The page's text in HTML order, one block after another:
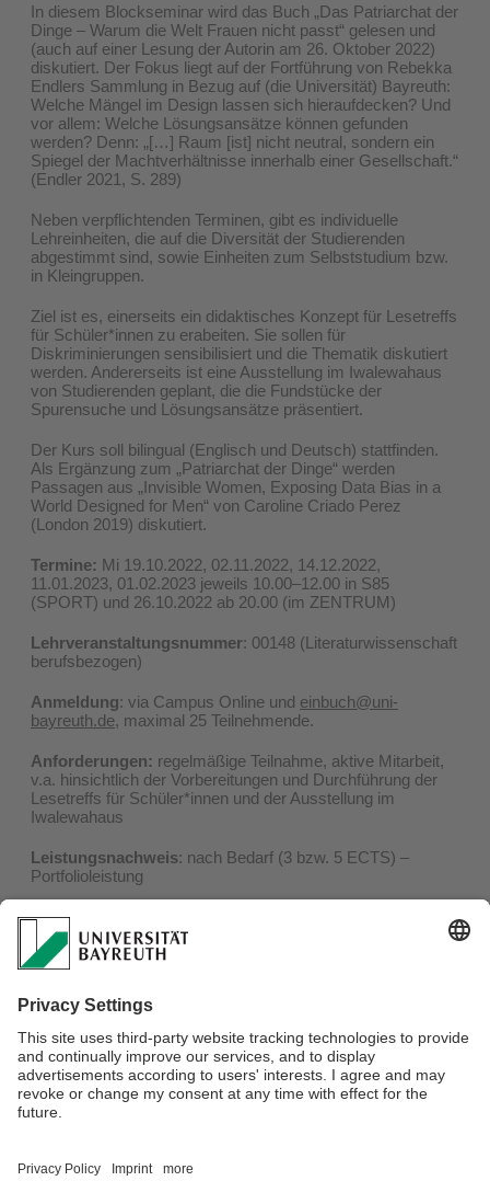
In diesem Blockseminar wird das Buch „Das Patriarchat der
Dinge – Warum die Welt Frauen nicht passt“ gelesen und
(auch auf einer Lesung der Autorin am 26. Oktober 2022)
diskutiert. Der Fokus liegt auf der Fortführung von Rebekka
Endlers Sammlung in Bezug auf (die Universität) Bayreuth:
Welche Mängel im Design lassen sich hieraufdecken? Und
vor allem: Welche Lösungsansätze können gefunden
werden? Denn: „[…] Raum [ist] nicht neutral, sondern ein
Spiegel der Machtverhältnisse innerhalb einer Gesellschaft.“
(Endler 2021, S. 289)
Neben verpflichtenden Terminen, gibt es individuelle
Lehreinheiten, die auf die Diversität der Studierenden
abgestimmt sind, sowie Einheiten zum Selbststudium bzw.
in Kleingruppen.
Ziel ist es, einerseits ein didaktisches Konzept für Lesetreffs
für Schüler*innen zu erabeiten. Sie sollen für
Diskriminierungen sensibilisiert und die Thematik diskutiert
werden. Andererseits ist eine Ausstellung im Iwalewahaus
von Studierenden geplant, die die Fundstücke der
Spurensuche und Lösungsansätze präsentiert.
Der Kurs soll bilingual (Englisch und Deutsch) stattfinden.
Als Ergänzung zum „Patriarchat der Dinge“ werden
Passagen aus „Invisible Women, Exposing Data Bias in a
World Designed for Men“ von Caroline Criado Perez
(London 2019) diskutiert.
Termine: Mi 19.10.2022, 02.11.2022, 14.12.2022,
11.01.2023, 01.02.2023 jeweils 10.00–12.00 in S85
(SPORT) und 26.10.2022 ab 20.00 (im ZENTRUM)
Lehrveranstaltungsnummer: 00148 (Literaturwissenschaft
berufsbezogen)
Anmeldung: via Campus Online und einbuch@uni-
bayreuth.de, maximal 25 Teilnehmende.
Anforderungen: regelmäßige Teilnahme, aktive Mitarbeit,
v.a. hinsichtlich der Vorbereitungen und Durchführung der
Lesetreffs für Schüler*innen und der Ausstellung im
Iwalewahaus
Leistungsnachweis: nach Bedarf (3 bzw. 5 ECTS) –
Portfolioleistung
Literatur:
Warum die Welt Frauen nicht passt, Köln 2021.
Taschenbuch kann zu einem vergünstigten Preis bezogen
werden.
Weitere Veranstaltungen und Aktionen im Rahmen von
"Eine Uni - ein Buch" - wie die Buchverlosung und die
Buchbestellung - finden sie unter" Für alle Interessierten